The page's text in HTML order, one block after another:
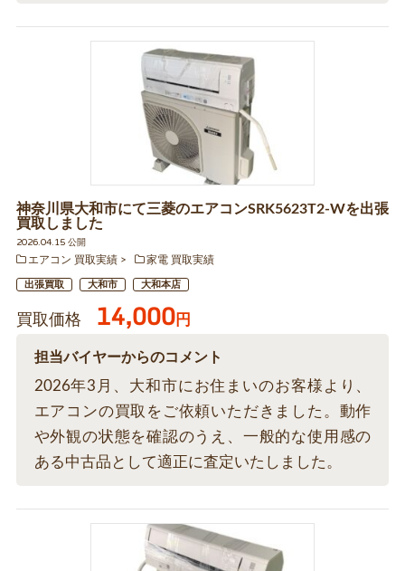
神奈川県大和市にて三菱のエアコンSRK5623T2-Wを出張
買取しました
2026.04.15 公開
エアコン 買取実績
家電 買取実績
出張買取 大和市 大和本店
買取価格 14,000円
担当バイヤーからのコメント
2026年3月、大和市にお住まいのお客様より、
エアコンの買取をご依頼いただきました。動作
や外観の状態を確認のうえ、一般的な使用感の
ある中古品として適正に査定いたしました。